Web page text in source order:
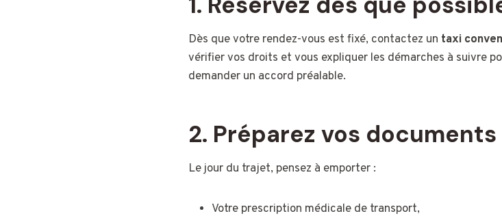
Dès que votre rendez-vous est fixé, contactez un taxi
vérifier vos droits et vous expliquer les démarches à suivre
demander un accord préalable.
2. Préparez vos documents
Le jour du trajet, pensez à emporter :
Votre prescription médicale de transport,